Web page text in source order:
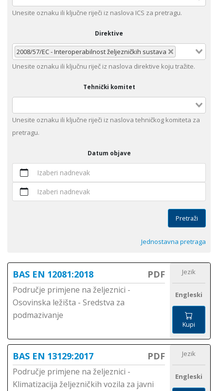
Unesite oznaku ili ključne riječi iz naslova ICS za pretragu.
Direktive
2008/57/EC - Interoperabilnost željezničkih sustava
Unеsitе oznaku ili klјučnu rijеč iz nаslоvа dirеktivе kојu trаžitе.
Tehnički komitet
Unesite оznaku ili ključne riječi iz naslova tehničkog komiteta za
pretragu.
Datum objave
Izaberi nadnevak
Izaberi nadnevak
Pretraži
Jednostavna pretraga
BAS EN 12081:2018 PDF
Područje primjene na željeznici -
Osovinska ležišta - Sredstva za
podmazivanje
Jezik
Engleski
Kupi
BAS EN 13129:2017 PDF
Područje primjene na željeznici -
Klimatizacija željezničkih vozila za javni
Jezik
Engleski